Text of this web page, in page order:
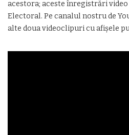
acestora; aceste înregistrări
Electoral. Pe canalul nostru de
alte doua videoclipuri cu afișele